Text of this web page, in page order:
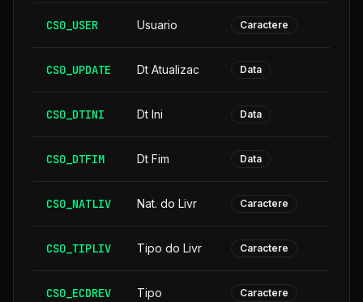
CS0_USER Usuario Caractere
CS0_UPDATE Dt Atualizac Data
CS0_DTINI Dt Ini Data
CS0_DTFIM Dt Fim Data
CS0_NATLIV Nat. do Livr Caractere
CS0_TIPLIV Tipo do Livr Caractere
CS0_ECDREV Tipo Caractere